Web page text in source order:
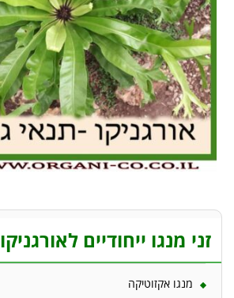
זני מנגו ייחודיים לאורגניקו
מנגו אקזוטיקה